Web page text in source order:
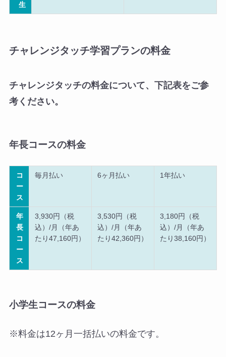
生
チャレンジタッチ学習プランの料金
チャレンジタッチの料金について、下記表をご参
考ください。
年長コースの料金
コ
ー
ス
毎月払い 6ヶ月払い 1年払い
年
長
コ
ー
ス
3,930円（税
込）/月（年あ
たり47,160円）
3,530円（税
込）/月（年あ
たり42,360円）
3,180円（税
込）/月（年あ
たり38,160円）
小学生コースの料金
※料金は12ヶ月一括払いの料金です。